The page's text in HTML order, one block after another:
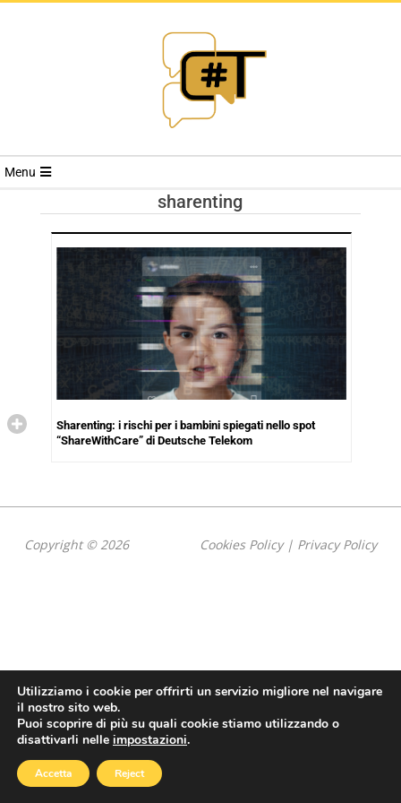
RIVISTA
TRENDS
Menu
sharenting
Sharenting: i rischi per i bambini spiegati nello spot
“ShareWithCare” di Deutsche Telekom
Copyright © 2026 Cookies Policy| Privacy Policy
Utilizziamo i cookie per offrirti un servizio migliore nel navigare
il nostro sito web.
Puoi scoprire di più su quali cookie stiamo utilizzando o
disattivarli nelle impostazioni.
Accetta Reject